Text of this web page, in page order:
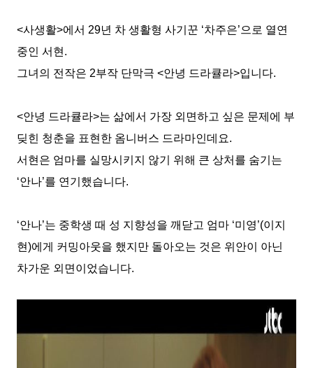
<사생활>에서 29년 차 생활형 사기꾼 ‘차주은’으로 열연
중인 서현 .
그녀의 전작은 2부작 단막극 <안녕 드라큘라>입니다.
<안녕 드라큘라>는 삶에서 가장 외면하고 싶은 문제에 부
딪힌 청춘을 표현한 옴니버스 드라마인데요.
서현은 엄마를 실망시키지 않기 위해 큰 상처를 숨기는
‘안나’를 연기했습니다.
‘안나’는 중학생 때 성 지향성을 깨닫고 엄마 ‘미영’(이지
현)에게 커밍아웃을 했지만 돌아오는 것은 위안이 아닌
차가운 외면이었습니다.